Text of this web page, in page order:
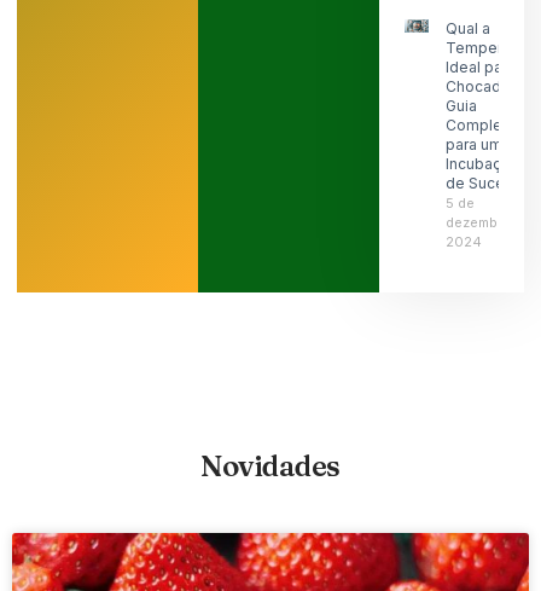
Qual a
Temperatura
Ideal para
Chocadeira:
Guia
Completo
para uma
Incubação
de Sucesso
5 de
dezembro de
2024
Novidades